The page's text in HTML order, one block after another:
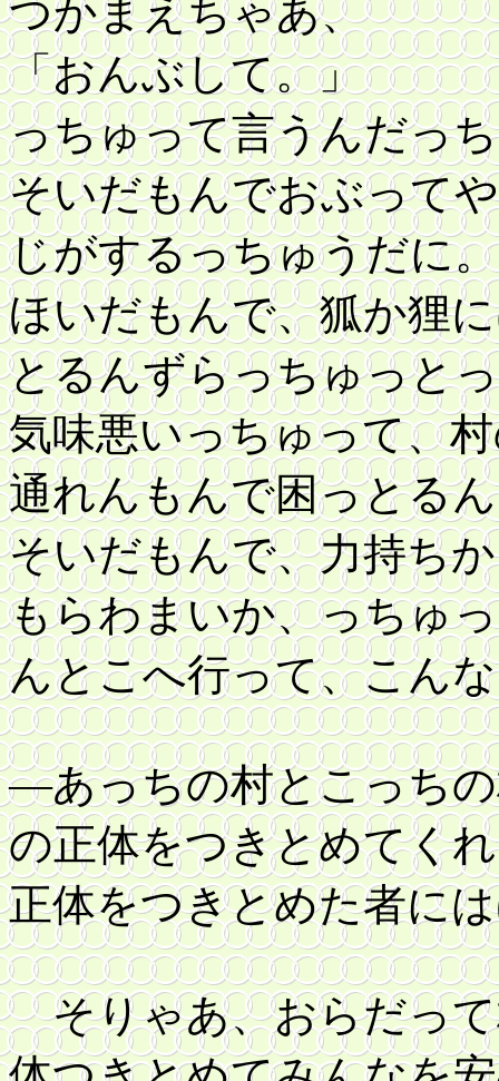
つかまえちゃあ、
「おんぶして。」
っちゅって言うんだっ
そいだもんでおぶって
じがするっちゅうだに。
ほいだもんで、狐か狸
とるんずらっちゅっと
気味悪いっちゅって、
通れんもんで困っとる
そいだもんで、力持ち
もらわまいか、っちゅ
んとこへ行って、こん
―あっちの村とこっち
の正体をつきとめてく
正体をつきとめた者に
そりゃあ、おらだっ